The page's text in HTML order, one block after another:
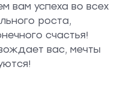
вам успеха во всех
роста,
счастья!
вас, мечты